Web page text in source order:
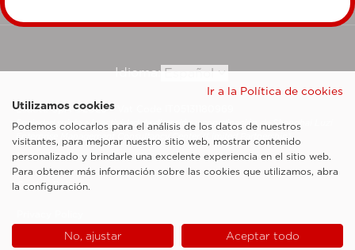
Idioma:
Esaote SpA ©2026 - Vat Code IT05131180969
Sociedad sujeta a la actividad de dirección y coordinación de Shanghai Luzi
Enterprise Management Consultancy Center (Limited Partnership)
Notas legales
Cookie Policy
Ir a la Política de cookies
Utilizamos cookies
Podemos colocarlos para el análisis de los datos de nuestros
visitantes, para mejorar nuestro sitio web, mostrar contenido
personalizado y brindarle una excelente experiencia en el sitio web.
Para obtener más información sobre las cookies que utilizamos, abra
la configuración.
No, ajustar Aceptar todo